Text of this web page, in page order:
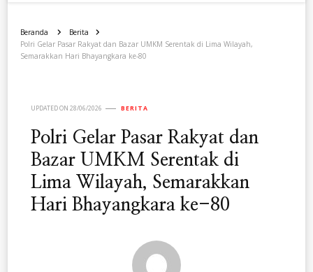
Beranda
Berita
Polri Gelar Pasar Rakyat dan Bazar UMKM Serentak di Lima Wilayah,
Semarakkan Hari Bhayangkara ke-80
UPDATED ON 28/06/2026 BERITA
Polri Gelar Pasar Rakyat dan
Bazar UMKM Serentak di
Lima Wilayah, Semarakkan
Hari Bhayangkara ke-80